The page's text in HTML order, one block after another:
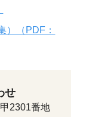
）（PDF：
せ
2301番地